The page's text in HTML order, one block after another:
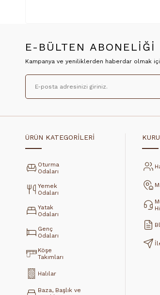
E-BÜLTEN ABONELİĞİ
Kampanya ve yeniliklerden haberdar olmak
ÜRÜN KATEGORİLERİ
Oturma
Odaları
Yemek
Odaları
Yatak
Odaları
Genç
Odaları
Köşe
Takımları
Halılar
Baza, Başlık ve